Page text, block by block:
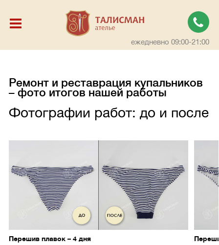
ежедневно 09:00-21:00
Ремонт и реставрация купальников
– фото итогов нашей работы
Фотографии работ: до и после
Перешив плавок – 4 дня